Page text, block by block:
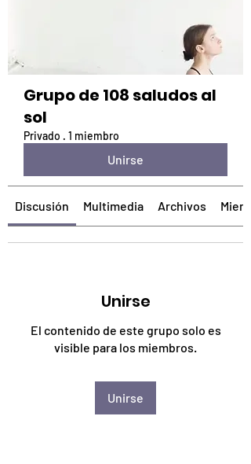
Grupo de 108 saludos al
sol
Privado · 1 miembro
Unirse
Discusión Multimedia Archivos
Unirse
El contenido de este grupo solo es
visible para los miembros.
Unirse